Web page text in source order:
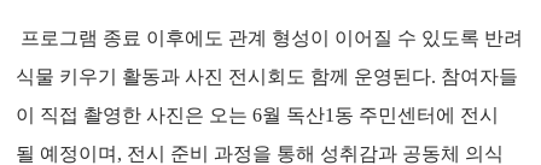
프로그램 종료 이후에도 관계 형성이 이어질 수 있도록 반려
식물 키우기 활동과 사진 전시회도 함께 운영된다. 참여자들
이 직접 촬영한 사진은 오는 6월 독산1동 주민센터에 전시
될 예정이며, 전시 준비 과정을 통해 성취감과 공동체 의식